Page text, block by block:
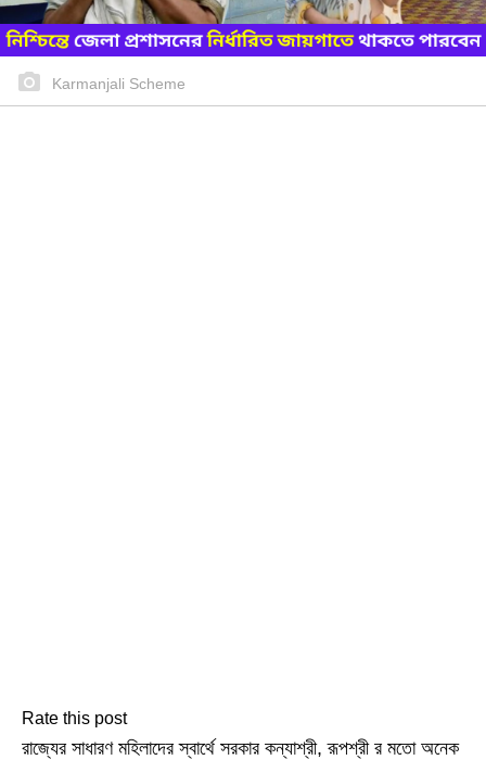
Karmanjali Scheme
Rate this post
রাজ্যের সাধারণ মহিলাদের স্বার্থে সরকার কন্যাশ্রী, রূপশ্রী র মতো অনেক